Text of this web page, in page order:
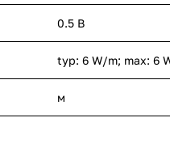
0.5 В
typ: 6 W/m; max: 6
м